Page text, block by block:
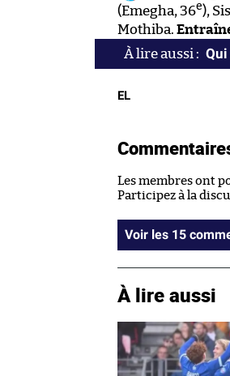
(Emegha, 36e),
Mothiba.
EL
Les membres ont
Participez à la
Voir les 15
À lire aussi